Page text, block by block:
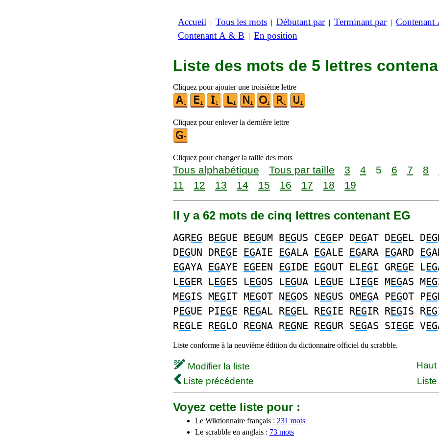
Accueil | Tous les mots | Débutant par| Terminant par| Contenant
Contenant A & B | En position
Liste des mots de 5 lettres
Cliquez pour ajouter une troisième lettre
Cliquez pour enlever la dernière lettre
Cliquez pour changer la taille des mots
Tous alphabétique Tous par taille 3 4 5 6 7 8
11
12 13 14 15 16 17 18 19
Il y a 62 mots de cinq lettres contenant EG
AGREG BEGUE BEGUM BEGUS CEGEP DEGAT DEGEL DEG
DEGUN DREGE EGAIE EGALA EGALE EGARA EGARD EG
EGAYA EGAYE EGEEN EGIDE EGOUT ELEGI GREGE LEG
LEGER LEGES LEGOS LEGUA LEGUE LIEGE MEGAS MEG
MEGIS MEGIT MEGOT NEGOS NEGUS OMEGA PEGOT PEG
PEGUE PIEGE REGAL REGEL REGIE REGIR REGIS REG
REGLE REGLO REGNA REGNE REGUR SEGAS SIEGE VEG
Liste conforme à la neuvième édition du dictionnaire officiel du scrabble.
Modifier la liste
Haut
Liste précédente
Voyez cette liste pour :
Le Wiktionnaire français : 231 mots
Le scrabble en anglais : 73 mots